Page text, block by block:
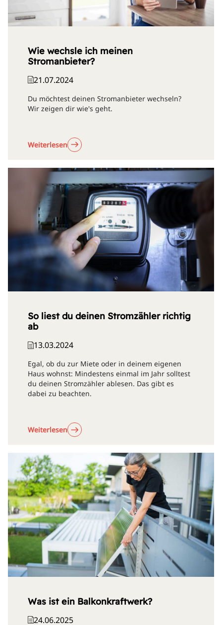
Wie wechsle ich meinen
Stromanbieter?
21.07.2024
Du möchtest deinen Stromanbieter wechseln?
Wir zeigen dir wie's geht.
Weiterlesen
So liest du deinen Stromzähler richtig
ab
13.03.2024
Egal, ob du zur Miete oder in deinem eigenen
Haus wohnst: Mindestens einmal im Jahr solltest
du deinen Stromzähler ablesen. Das gibt es
dabei zu beachten.
Weiterlesen
Was ist ein Balkonkraftwerk?
24.06.2025